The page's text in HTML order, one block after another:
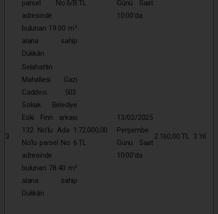
parsel No:6/B
adresinde
bulunan 19.00 m²
alana sahip
Dükkân
TL
Günü Saat
10:00’da
3
Selahattin
Mahallesi Gazi
Caddesi 503.
Sokak Belediye
Eski Fırın arkası
132 No’lu Ada 1
No’lu parsel No: 6
adresinde
bulunan 78.40 m²
alana sahip
Dükkân
72.000,00
TL
13/02/2025
Perşembe
Günü Saat
10:00’da
2.160,00 TL 3 Yıl